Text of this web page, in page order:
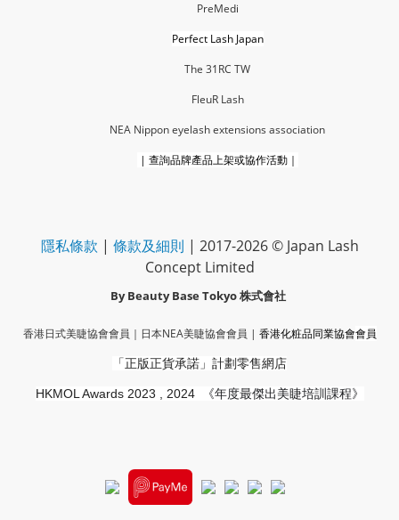
PreMedi
Perfect Lash Japan
The 31RC TW
FleuR Lash
NEA Nippon eyelash extensions association
| 查詢品牌產品上架或協作活動｜
隱私條款 | 條款及細則 | 2017-2026 © Japan Lash
Concept Limited
By Beauty Base Tokyo株式會社
香港日式美睫協會會員｜ 日本NEA美睫協會會員 | 香港化粧品同業協會會員
「正版正貨承諾」 計劃零售網店
HKMOL Awards 2023 , 2024 《年度最傑出美睫培訓課程》